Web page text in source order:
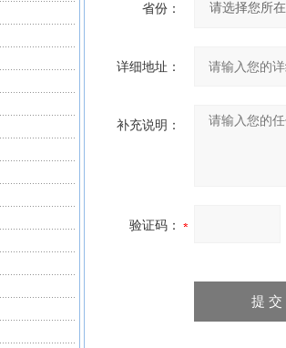
省份：
详细地址：
补充说明：
验证码：